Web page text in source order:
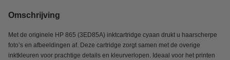
Omschrijving
Met de originele HP 865 (3ED85A) inktcartridge cyaan drukt u haarscherpe
foto’s en afbeeldingen af. Deze cartridge zorgt samen met de overige
inktkleuren voor prachtige details en kleurverlopen. Ideaal voor het printen